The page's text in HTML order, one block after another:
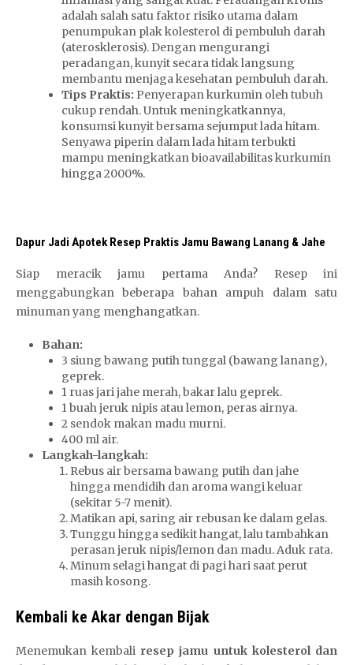
8
a
f
a
adalah salah satu faktor risiko utama dalam
penumpukan plak kolesterol di pembuluh darah
(aterosklerosis). Dengan mengurangi
peradangan, kunyit secara tidak langsung
membantu menjaga kesehatan pembuluh darah.
Tips Praktis: Penyerapan kurkumin oleh tubuh
cukup rendah. Untuk meningkatkannya,
konsumsi kunyit bersama sejumput lada hitam.
Senyawa piperin dalam lada hitam terbukti
mampu meningkatkan bioavailabilitas kurkumin
hingga 2000%.
Dapur Jadi Apotek Resep Praktis Jamu Bawang Lanang & Jahe
Siap meracik jamu pertama Anda? Resep ini
menggabungkan beberapa bahan ampuh dalam satu
minuman yang menghangatkan.
Bahan:
3 siung bawang putih tunggal (bawang lanang),
geprek.
1 ruas jari jahe merah, bakar lalu geprek.
1 buah jeruk nipis atau lemon, peras airnya.
2 sendok makan madu murni.
400 ml air.
Langkah-langkah:
Rebus air bersama bawang putih dan jahe
hingga mendidih dan aroma wangi keluar
(sekitar 5-7 menit).
Matikan api, saring air rebusan ke dalam gelas.
Tunggu hingga sedikit hangat, lalu tambahkan
perasan jeruk nipis/lemon dan madu. Aduk rata.
Minum selagi hangat di pagi hari saat perut
masih kosong.
Kembali ke Akar dengan Bijak
Menemukan kembali resep jamu untuk kolesterol dan